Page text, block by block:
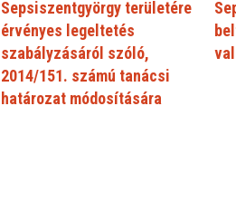
Sepsiszentgyörgy területére
érvényes legeltetés
szabályzásáról szóló,
2014/151. számú tanácsi
határozat módosítására